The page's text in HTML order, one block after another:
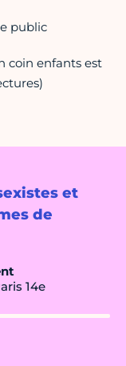
et
de
14e
public
coin enfants est